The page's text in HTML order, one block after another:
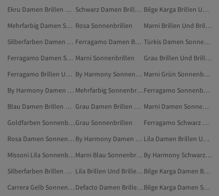
Ekru Damen Brillen Und Brillenzubehör
Schwarz Damen Brillen Und Brillenzubehör
Bilge Karga Brillen Und Brillenzubehör
Mehrfarbig Damen Sonnenbrillen Rosa Sonnenbrillen
Marni Brillen Und Brillenzubehör
Silberfarben Damen Brillen Und Brillenzubehör
Ferragamo Damen Brillen Und Brillenzubehör
Türkis Damen Sonnenbrillen
Ferragamo Damen Sonnenbrillen Marni Sonnenbrillen
Grau Brillen Und Brillenzubehör
Ferragamo Brillen Und Brillenzubehör
By Harmony Sonnenbrillen
Marni Grün Sonnenbrillen
By Harmony Damen Brillen Und Brillenzubehör
Mehrfarbig Sonnenbrillen
Ferragamo Sonnenbrillen
Blau Damen Brillen Und Brillenzubehör
Grau Damen Brillen Und Brillenzubehör
Marni Damen Sonnenbrillen
Goldfarben SonnenbrillenGrau Sonnenbrillen
Ferragamo Schwarz Brillen Und Brillenzubehör
Rosa Damen Sonnenbrillen
By Harmony Damen Sonnenbrillen
Lila Damen Brillen Und Brillenzubehör
Missoni Lila Sonnenbrillen
Marni Blau Sonnenbrillen
By Harmony Schwarz Sonnenbrillen
Silberfarben Brillen Und Brillenzubehör
Lila Brillen Und Brillenzubehör
Bilge Karga Damen Brillen Und Brillenzubehör
Carrera Gelb Sonnenbrillen
Defacto Damen Brillenetuis
Bilge Karga Damen Sonnenbrillen